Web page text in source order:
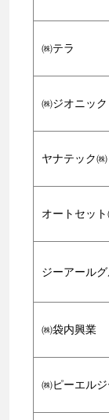
㈱テラ
㈱ジオニック
ヤナテック㈱
オートセッ
ジーアール
㈱袋内興業
㈱ピーエルジ